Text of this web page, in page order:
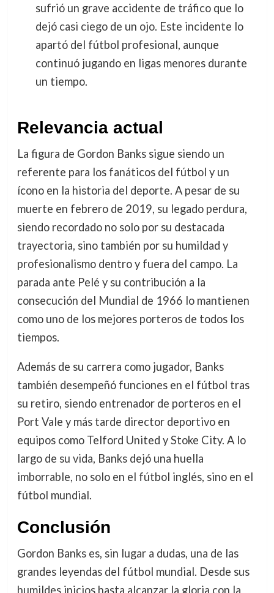
sufrió un grave accidente de tráfico que lo
dejó casi ciego de un ojo. Este incidente lo
apartó del fútbol profesional, aunque
continuó jugando en ligas menores durante
un tiempo.
Relevancia actual
La figura de Gordon Banks sigue siendo un
referente para los fanáticos del fútbol y un
ícono en la historia del deporte. A pesar de su
muerte en febrero de 2019, su legado perdura,
siendo recordado no solo por su destacada
trayectoria, sino también por su humildad y
profesionalismo dentro y fuera del campo. La
parada ante Pelé y su contribución a la
consecución del Mundial de 1966 lo mantienen
como uno de los mejores porteros de todos los
tiempos.
Además de su carrera como jugador, Banks
también desempeñó funciones en el fútbol tras
su retiro, siendo entrenador de porteros en el
Port Vale y más tarde director deportivo en
equipos como Telford United y Stoke City. A lo
largo de su vida, Banks dejó una huella
imborrable, no solo en el fútbol inglés, sino en el
fútbol mundial.
Conclusión
Gordon Banks es, sin lugar a dudas, una de las
grandes leyendas del fútbol mundial. Desde sus
humildes inicios hasta alcanzar la gloria con la